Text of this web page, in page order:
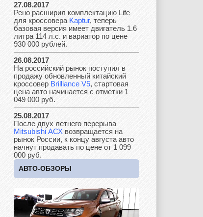
Jaguar Jeep Kia
Lada
Land Rover
Lotus Lincoln Maserati
Mazda Mercedes
27.08.2017
Рено расширил комплектацию Life
для кроссовера Kaptur, теперь
базовая версия имеет двигатель 1.6
литра 114 л.с. и вариатор по цене
930 000 рублей.
26.08.2017
На российский рынок поступил в
продажу обновленный китайский
кроссовер Brilliance V5, стартовая
цена авто начинается с отметки 1
049 000 руб.
25.08.2017
После двух летнего перерыва
Mitsubishi АСХ возвращается на
рынок России, к концу августа авто
начнут продавать по цене от 1 099
000 руб.
АВТО-ОБЗОРЫ